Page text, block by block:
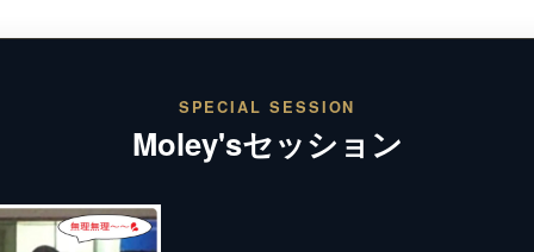
SPECIAL SESSION
Moley'sセッション